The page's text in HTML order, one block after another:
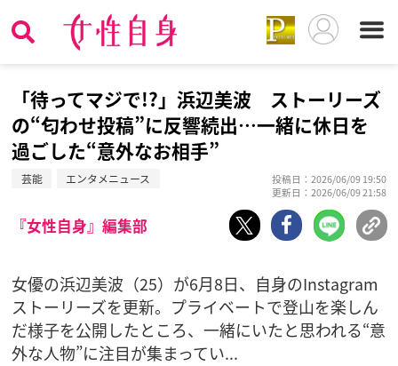
「待ってマジで!?」浜辺美波 ストーリーズ
の“匂わせ投稿”に反響続出…一緒に休日を
過ごした“意外なお相手”
芸能 エンタメニュース
投稿日：2026/06/09 19:50
更新日：2026/06/09 21:58
『女性自身』編集部
女優の浜辺美波（25）が6月8日、自身のInstagram
ストーリーズを更新。プライベートで登山を楽しん
だ様子を公開したところ、一緒にいたと思われる“意
外な人物”に注目が集まってい...